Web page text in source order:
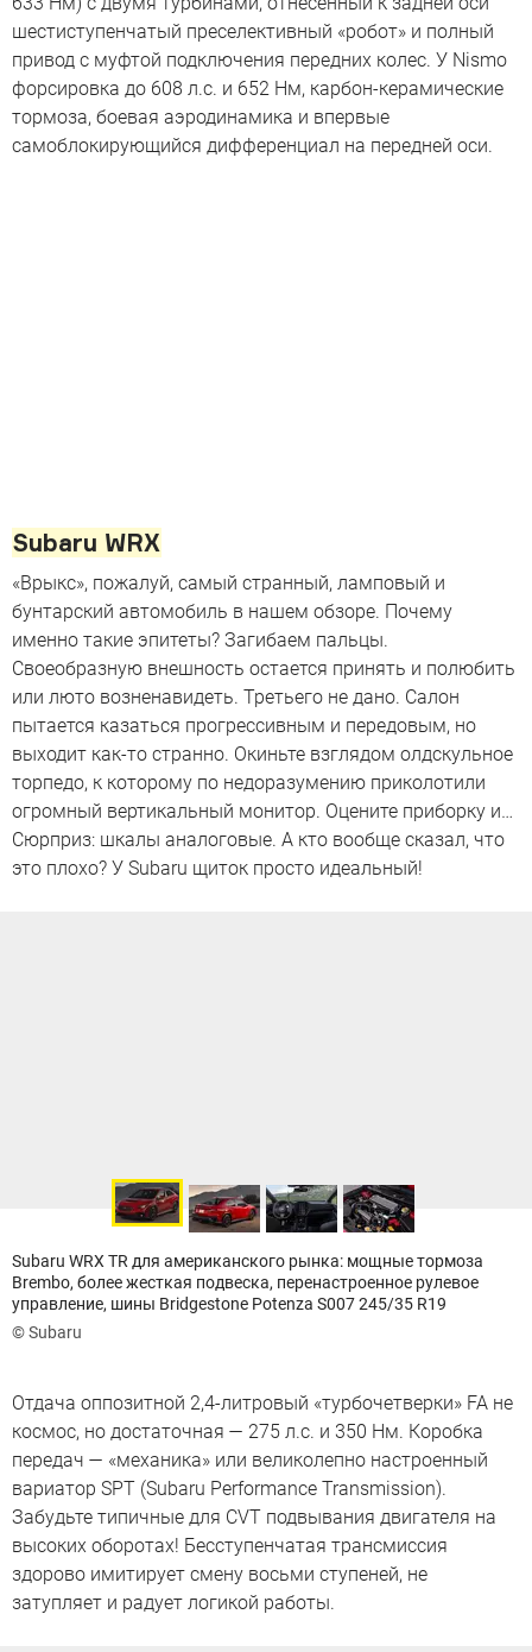
шестиступенчатый преселективный «робот» и полный
привод с муфтой подключения передних колес. У Nismo
форсировка до 608 л.с. и 652 Нм, карбон-керамические
тормоза, боевая аэродинамика и впервые
самоблокирующийся дифференциал на передней оси.
Subaru WRX
«Врыкс», пожалуй, самый странный, ламповый и
бунтарский автомобиль в нашем обзоре. Почему
именно такие эпитеты? Загибаем пальцы.
Своеобразную внешность остается принять и полюбить
или люто возненавидеть. Третьего не дано. Салон
пытается казаться прогрессивным и передовым, но
выходит как-то странно. Окиньте взглядом олдскульное
торпедо, к которому по недоразумению приколотили
огромный вертикальный монитор. Оцените приборку и…
Сюрприз: шкалы аналоговые. А кто вообще сказал, что
это плохо? У Subaru щиток просто идеальный!
Subaru WRX TR для американского рынка: мощные тормоза
Brembo, более жесткая подвеска, перенастроенное рулевое
управление, шины Bridgestone Potenza S007 245/35 R19
© Subaru
Отдача оппозитной 2,4-литровый «турбочетверки» FA не
космос, но достаточная — 275 л.с. и 350 Нм. Коробка
передач — «механика» или великолепно настроенный
вариатор SPT (Subaru Performance Transmission).
Забудьте типичные для CVT подвывания двигателя на
высоких оборотах! Бесступенчатая трансмиссия
здорово имитирует смену восьми ступеней, не
затупляет и радует логикой работы.